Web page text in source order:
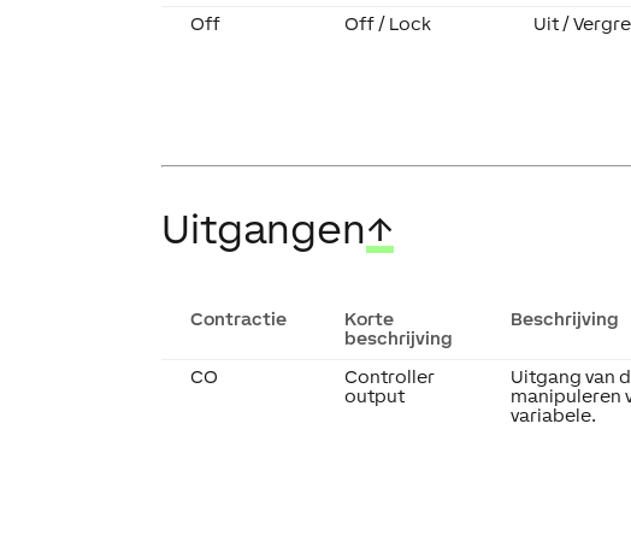
Off Off / Lock Uit /
Uitgangen↑
Contractie
Korte
beschrijving
Beschrijving
CO
Controller
output
Uitgang van
manipuleren
variabele.